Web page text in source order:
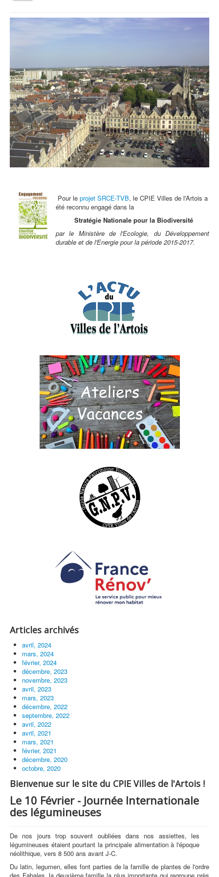
la
Vous êtes ici :
Accueil
Le 10 Février - Journée Internationale des légumineuses
Activités tout public
Animations et éducation
Accompagnement du territoire et ingénierie
Espace Info Energie
Guide Nature Patrimoine Volontaire (GNPV)
Centre de Ressources du Territoire (CRT)
Contact
Pour le projet SRCE-TVB, le CPIE Villes de l'Artois a
été reconnu engagé dans la
Stratégie Nationale pour la Biodiversité
par le Ministère de l'Ecologie, du Développement
durable et de l'Energie pour la période 2015-2017.
Articles archivés
avril, 2024
mars, 2024
février, 2024
décembre, 2023
novembre, 2023
avril, 2023
mars, 2023
décembre, 2022
septembre, 2022
avril, 2022
avril, 2021
mars, 2021
février, 2021
décembre, 2020
octobre, 2020
Bienvenue sur le site du CPIE Villes de l'Artois !
Le 10 Février - Journée Internationale
des légumineuses
De nos jours trop souvent oubliées dans nos assiettes, les
légumineuses étaient pourtant la principale alimentation à l'époque
néolithique, vers 8 500 ans avant J-C.
Du latin, legumen, elles font parties de la famille de plantes de l'ordre